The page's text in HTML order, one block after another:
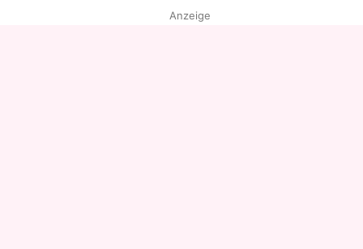
Anzeige